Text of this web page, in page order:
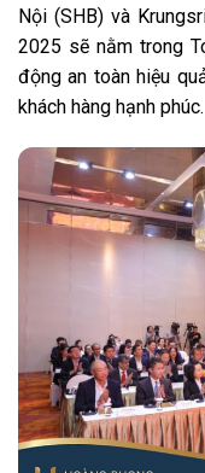
Nội (SHB) và
2025 sẽ nằm trong
động an toàn hiệu
khách hàng hạnh phúc.